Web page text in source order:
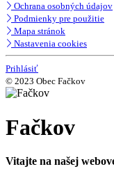
Ochrana osobných údajov
Podmienky pre použitie
Mapa stránok
Nastavenia cookies
Prihlásiť
© 2023 Obec Fačkov
Fačkov
Vitajte na našej